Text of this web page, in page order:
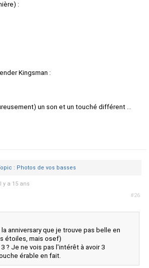
:
Kingsman :
un son et un touché différent ...
: Photos de vos basses
#26
y a 15 ans
anniversary que je trouve pas belle en
étoiles, mais osef)
? Je ne vois pas l'intérêt à avoir 3
érable en fait.